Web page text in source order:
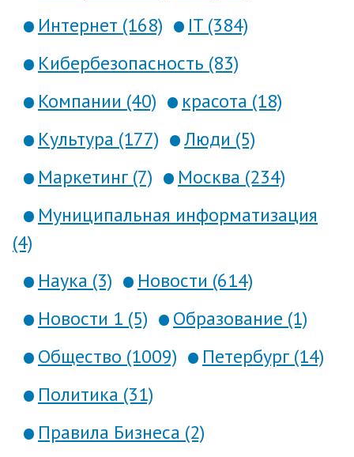
Интернет (168)
IT (384)
Кибербезопасность (83)
Компании (40)
красота (18)
Культура (177)
Люди (5)
Маркетинг (7)
Москва (234)
Муниципальная информатизация
(4)
Наука (3)
Новости (614)
Новости 1 (5)
Образование (1)
Общество (1009)
Петербург (14)
Политика (31)
Правила Бизнеса (2)